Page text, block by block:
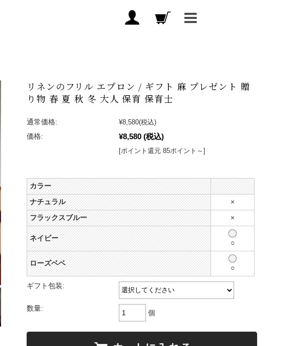
リネンのフリル エプロン / ギフト 麻 プレゼント 贈
り物 春 夏 秋 冬 大人 保育 保育士
通常価格: ¥8,580(税込)
価格:
¥8,580 (税込)
[ポイント還元 85ポイント～]
カラー
ナチュラル ×
フラックスブルー ×
ネイビー
○
ローズベベ
○
ギフト包装:
数量:
個